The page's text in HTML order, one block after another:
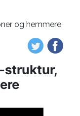
og hemmere
struktur,